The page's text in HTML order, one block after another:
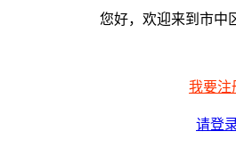
您好，欢迎来到市中
我要注
请登